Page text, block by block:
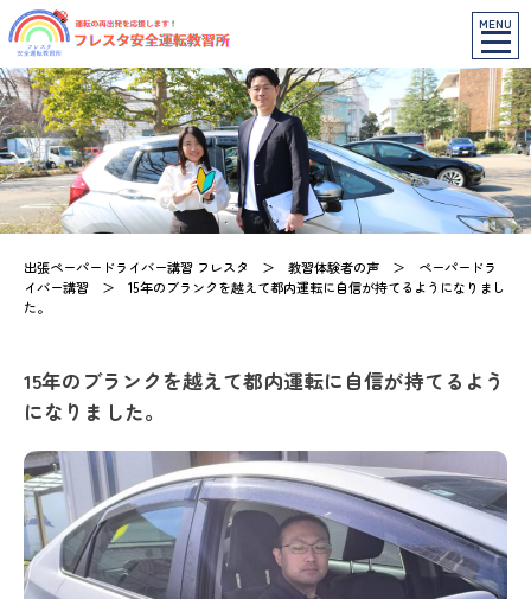
MENU
出張ペーパードライバー講習 フレスタ ＞ 教習体験者の声 ＞ ペーパードラ
イバー講習 ＞ 15年のブランクを越えて都内運転に自信が持てるようになりまし
た。
15年のブランクを越えて都内運転に自信が持てるよう
になりました。